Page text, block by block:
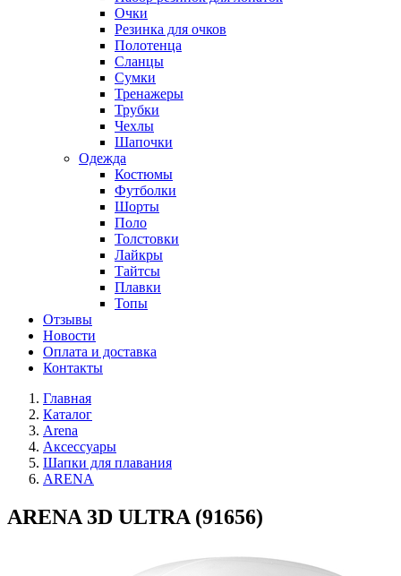
Очки
Резинка для очков
Полотенца
Сланцы
Сумки
Тренажеры
Трубки
Чехлы
Шапочки
Одежда
Костюмы
Футболки
Шорты
Поло
Толстовки
Лайкры
Тайтсы
Плавки
Топы
Отзывы
Новости
Оплата и доставка
Контакты
Главная
Каталог
Arena
Аксессуары
Шапки для плавания
ARENA
ARENA 3D ULTRA (91656)